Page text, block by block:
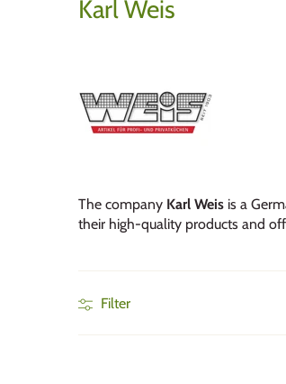
Karl Weis
The company Karl Weis is a
their high-quality products and
Filter